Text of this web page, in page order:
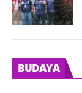
BUDAYA